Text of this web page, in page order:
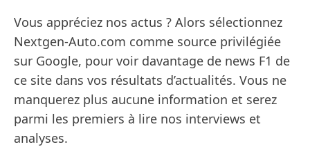
Vous appréciez nos actus ? Alors sélectionnez
Nextgen-Auto.com comme source privilégiée
sur Google, pour voir davantage de news F1 de
ce site dans vos résultats d’actualités. Vous ne
manquerez plus aucune information et serez
parmi les premiers à lire nos interviews et
analyses.